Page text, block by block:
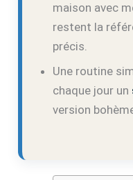
maison avec
restent la
précis.
Une routine
chaque jour un
version